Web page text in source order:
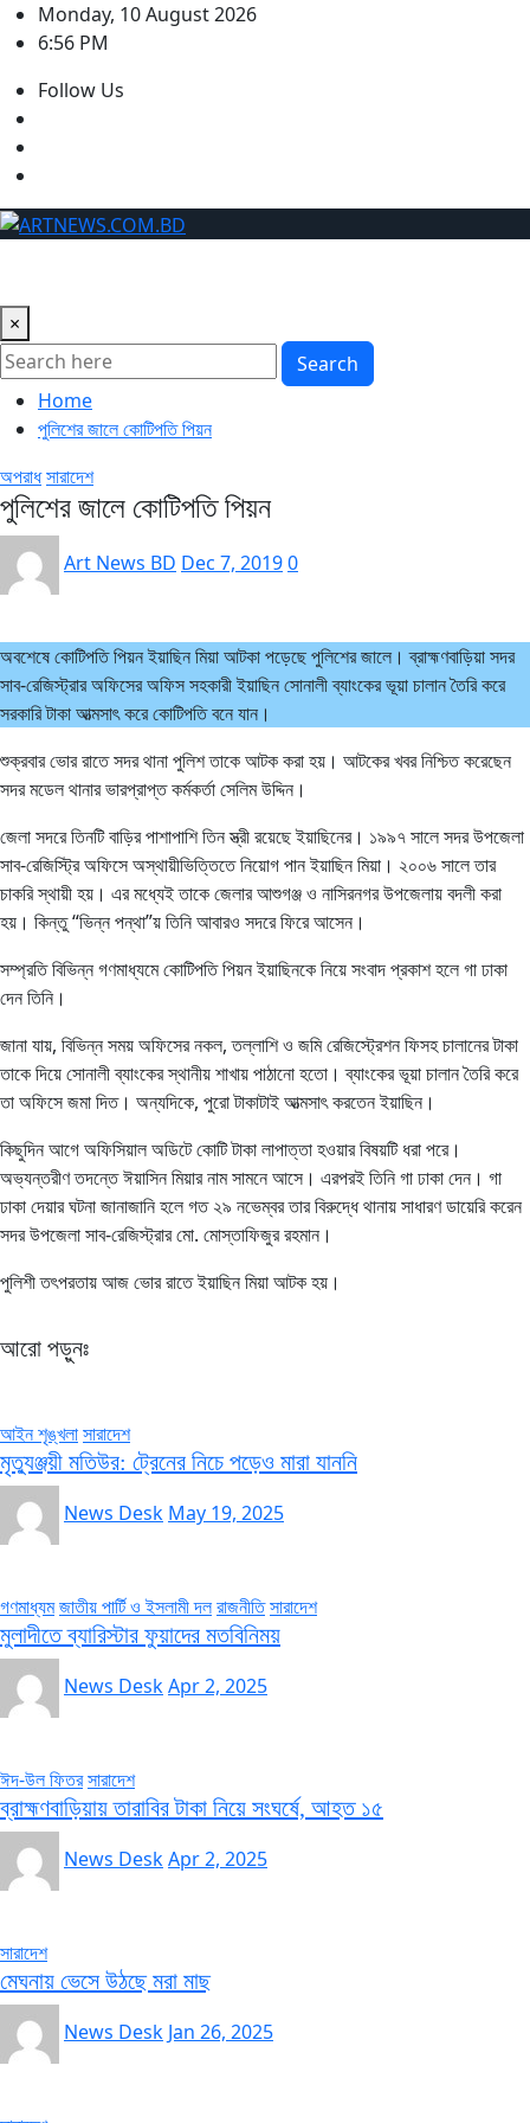
Skip
to
Monday, 10 August 2026
6:56 PM
Follow Us
×
Search
Home
পুলিশের জালে কোটিপতি পিয়ন
অপরাধসারাদেশ
পুলিশের জালে কোটিপতি পিয়ন
Art News BD Dec 7, 20190
অবশেষে কোটিপতি পিয়ন ইয়াছিন মিয়া আটকা পড়েছে পুলিশের জালে। ব্রাহ্মণবাড়িয়া সদর
সাব-রেজিস্ট্রার অফিসের অফিস সহকারী ইয়াছিন সোনালী ব্যাংকের ভূয়া চালান তৈরি করে
সরকারি টাকা আত্মসাৎ করে কোটিপতি বনে যান।
শুক্রবার ভোর রাতে সদর থানা পুলিশ তাকে আটক করা হয়। আটকের খবর নিশ্চিত করেছেন
সদর মডেল থানার ভারপ্রাপ্ত কর্মকর্তা সেলিম উদ্দিন।
জেলা সদরে তিনটি বাড়ির পাশাপাশি তিন স্ত্রী রয়েছে ইয়াছিনের। ১৯৯৭ সালে সদর উপজেলা
সাব-রেজিস্ট্রি অফিসে অস্থায়ীভিত্তিতে নিয়োগ পান ইয়াছিন মিয়া। ২০০৬ সালে তার
চাকরি স্থায়ী হয়। এর মধ্যেই তাকে জেলার আশুগঞ্জ ও নাসিরনগর উপজেলায় বদলী করা
হয়। কিন্তু “ভিন্ন পন্থা”য় তিনি আবারও সদরে ফিরে আসেন।
সম্প্রতি বিভিন্ন গণমাধ্যমে কোটিপতি পিয়ন ইয়াছিনকে নিয়ে সংবাদ প্রকাশ হলে গা ঢাকা
দেন তিনি।
জানা যায়, বিভিন্ন সময় অফিসের নকল, তল্লাশি ও জমি রেজিস্ট্রেশন ফিসহ চালানের টাকা
তাকে দিয়ে সোনালী ব্যাংকের স্থানীয় শাখায় পাঠানো হতো। ব্যাংকের ভূয়া চালান তৈরি করে
তা অফিসে জমা দিত। অন্যদিকে, পুরো টাকাটাই আত্মসাৎ করতেন ইয়াছিন।
কিছুদিন আগে অফিসিয়াল অডিটে কোটি টাকা লাপাত্তা হওয়ার বিষয়টি ধরা পরে।
অভ্যন্তরীণ তদন্তে ঈয়াসিন মিয়ার নাম সামনে আসে। এরপরই তিনি গা ঢাকা দেন। গা
ঢাকা দেয়ার ঘটনা জানাজানি হলে গত ২৯ নভেম্বর তার বিরুদ্ধে থানায় সাধারণ ডায়েরি করেন
সদর উপজেলা সাব-রেজিস্ট্রার মো. মোস্তাফিজুর রহমান।
পুলিশী তৎপরতায় আজ ভোর রাতে ইয়াছিন মিয়া আটক হয়।
আরো পড়ুনঃ
আইন শৃঙ্খলাসারাদেশ
মৃত্যুঞ্জয়ী মতিউর: ট্রেনের নিচে পড়েও মারা যাননি
News Desk May 19, 2025
গণমাধ্যমজাতীয় পার্টি ও ইসলামী দলরাজনীতিসারাদেশ
মুলাদীতে ব্যারিস্টার ফুয়াদের মতবিনিময়
News DeskApr 2, 2025
ঈদ-উল ফিতরসারাদেশ
ব্রাহ্মণবাড়িয়ায় তারাবির টাকা নিয়ে সংঘর্ষে, আহত ১৫
News DeskApr 2, 2025
সারাদেশ
মেঘনায় ভেসে উঠছে মরা মাছ
News Desk Jan 26, 2025